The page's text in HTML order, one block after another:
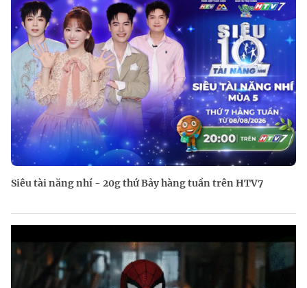
Siêu tài năng nhí - 20g thứ Bảy hàng tuần trên HTV7